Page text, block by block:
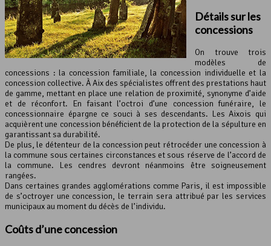
Détails sur les
concessions
On trouve trois
modèles de
concessions : la concession familiale, la concession individuelle et la
concession collective. À Aix des spécialistes offrent des prestations haut
de gamme, mettant en place une relation de proximité, synonyme d’aide
et de réconfort. En faisant l’octroi d’une concession funéraire, le
concessionnaire épargne ce souci à ses descendants. Les Aixois qui
acquièrent une concession bénéficient de la protection de la sépulture en
garantissant sa durabilité.
De plus, le détenteur de la concession peut rétrocéder une concession à
la commune sous certaines circonstances et sous réserve de l’accord de
la commune. Les cendres devront néanmoins être soigneusement
rangées.
Dans certaines grandes agglomérations comme Paris, il est impossible
de s’octroyer une concession, le terrain sera attribué par les services
municipaux au moment du décès de l’individu.
Coûts d’une concession